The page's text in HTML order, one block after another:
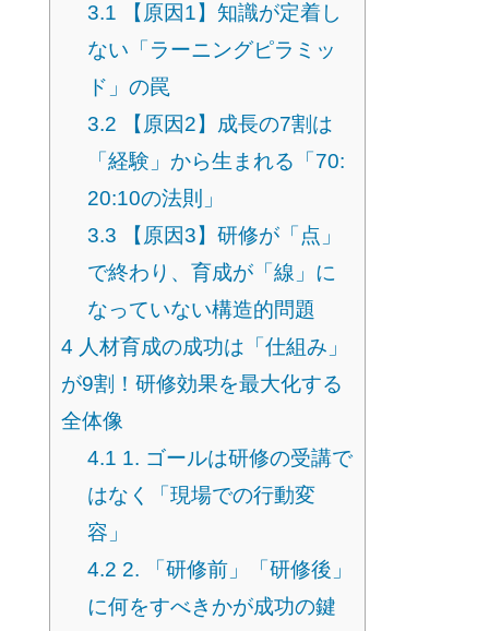
3.1 【原因1】知識が定着し
ない「ラーニングピラミッ
ド」の罠
3.2 【原因2】成長の7割は
「経験」から生まれる「70:
20:10の法則」
3.3 【原因3】研修が「点」
で終わり、育成が「線」に
なっていない構造的問題
4 人材育成の成功は「仕組み」
が9割！研修効果を最大化する
全体像
4.1 1. ゴールは研修の受講で
はなく「現場での行動変
容」
4.2 2. 「研修前」「研修後」
に何をすべきかが成功の鍵